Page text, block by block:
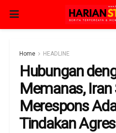
Home HEADLINE
Hubungan
Memanas, Iran
Merespons
Tindakan